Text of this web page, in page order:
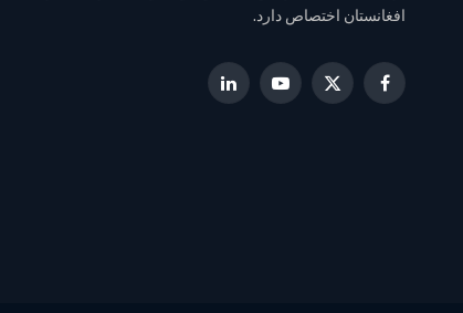
افغانستان اختصاص دارد.
Facebook
X
YouTube
LinkedIn